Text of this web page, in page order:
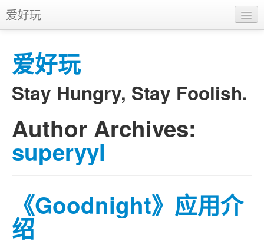
爱好玩
Stay Hungry, Stay Foolish.
Main menu
Skip to primary content
Skip to secondary content
爱好玩
APP
推广
Author Archives:
superyyl
《Goodnight》应用介
绍